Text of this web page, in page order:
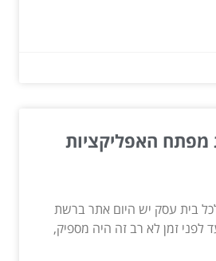
מפתח האפליקציות
בית עסק יש היום אתר ברשת
לפני זמן לא רב זה היה מספיק,